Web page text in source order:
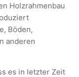
Holzrahmenbau
Böden,
anderen
es in letzter Zeit